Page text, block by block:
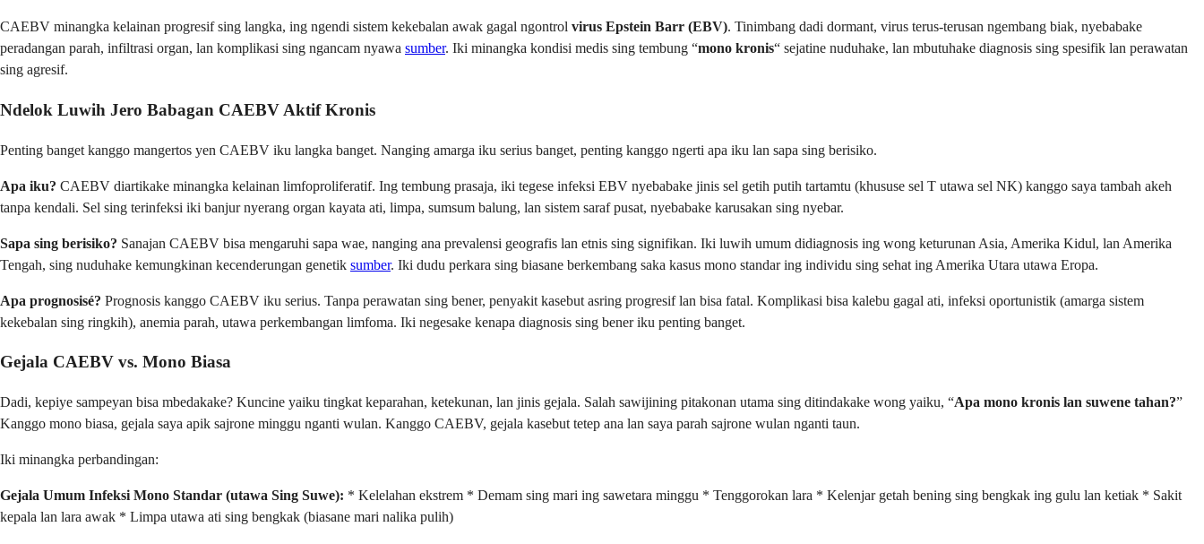
CAEBV minangka kelainan progresif sing langka, ing ngendi sistem kekebalan awak gagal ngontrol virus Epstein Barr (EBV). Tinimbang dadi dormant, virus terus-terusan ngembang biak, nyebabake
peradangan parah, infiltrasi organ, lan komplikasi sing ngancam nyawa sumber. Iki minangka kondisi medis sing tembung “mono kronis“ sejatine nuduhake, lan mbutuhake diagnosis sing spesifik lan perawatan
sing agresif.
Ndelok Luwih Jero Babagan CAEBV Aktif Kronis
Penting banget kanggo mangertos yen CAEBV iku langka banget. Nanging amarga iku serius banget, penting kanggo ngerti apa iku lan sapa sing berisiko.
Apa iku? CAEBV diartikake minangka kelainan limfoproliferatif. Ing tembung prasaja, iki tegese infeksi EBV nyebabake jinis sel getih putih tartamtu (khususe sel T utawa sel NK) kanggo saya tambah akeh
tanpa kendali. Sel sing terinfeksi iki banjur nyerang organ kayata ati, limpa, sumsum balung, lan sistem saraf pusat, nyebabake karusakan sing nyebar.
Sapa sing berisiko? Sanajan CAEBV bisa mengaruhi sapa wae, nanging ana prevalensi geografis lan etnis sing signifikan. Iki luwih umum didiagnosis ing wong keturunan Asia, Amerika Kidul, lan Amerika
Tengah, sing nuduhake kemungkinan kecenderungan genetik sumber. Iki dudu perkara sing biasane berkembang saka kasus mono standar ing individu sing sehat ing Amerika Utara utawa Eropa.
Apa prognosisé? Prognosis kanggo CAEBV iku serius. Tanpa perawatan sing bener, penyakit kasebut asring progresif lan bisa fatal. Komplikasi bisa kalebu gagal ati, infeksi oportunistik (amarga sistem
kekebalan sing ringkih), anemia parah, utawa perkembangan limfoma. Iki negesake kenapa diagnosis sing bener iku penting banget.
Gejala CAEBV vs. Mono Biasa
Dadi, kepiye sampeyan bisa mbedakake? Kuncine yaiku tingkat keparahan, ketekunan, lan jinis gejala. Salah sawijining pitakonan utama sing ditindakake wong yaiku, “Apa mono kronis lan suwene tahan?”
Kanggo mono biasa, gejala saya apik sajrone minggu nganti wulan. Kanggo CAEBV, gejala kasebut tetep ana lan saya parah sajrone wulan nganti taun.
Iki minangka perbandingan:
Gejala Umum Infeksi Mono Standar (utawa Sing Suwe): * Kelelahan ekstrem * Demam sing mari ing sawetara minggu * Tenggorokan lara * Kelenjar getah bening sing bengkak ing gulu lan ketiak * Sakit
kepala lan lara awak * Limpa utawa ati sing bengkak (biasane mari nalika pulih)